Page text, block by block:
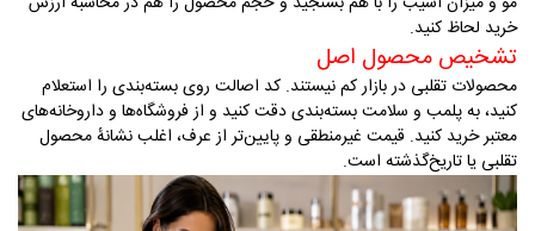
خرید لحاظ کنید.
تشخیص محصول اصل
محصولات تقلبی در بازار کم نیستند. کد اصالت روی بسته‌بندی را استعلام
کنید، به پلمب و سلامت بسته‌بندی دقت کنید و از فروشگاه‌ها و داروخانه‌های
معتبر خرید کنید. قیمت غیرمنطقی و پایین‌تر از عرف، اغلب نشانهٔ محصول
تقلبی یا تاریخ‌گذشته است.